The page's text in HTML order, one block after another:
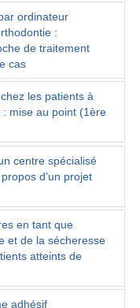
ordinateur
:
de traitement
cas
les patients à
mise au point (1ère
centre spécialisé
d’un projet
en tant que
et de la sécheresse
atteints de
adhésif